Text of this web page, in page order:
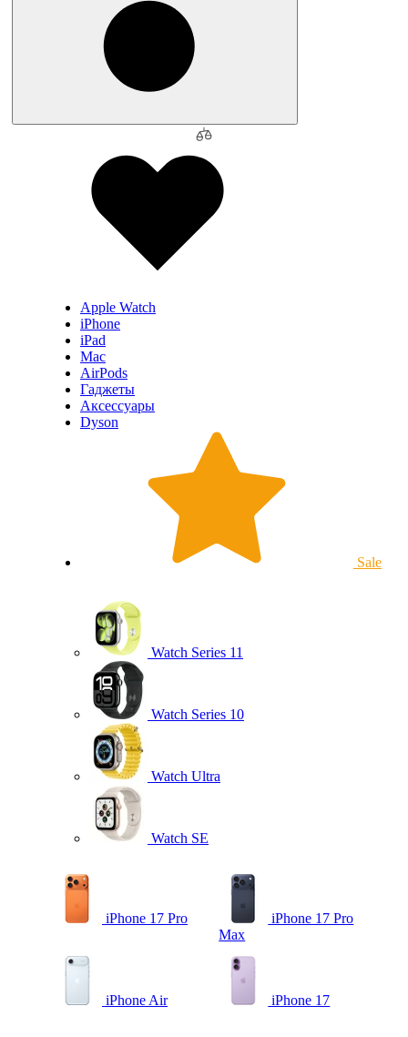
Apple Watch
iPhone
iPad
Mac
AirPods
Гаджеты
Аксессуары
Dyson
Sale
Watch Series 11
Watch Series 10
Watch Ultra
Watch SE
iPhone 17 Pro
iPhone 17 Pro
Max
iPhone Air iPhone 17